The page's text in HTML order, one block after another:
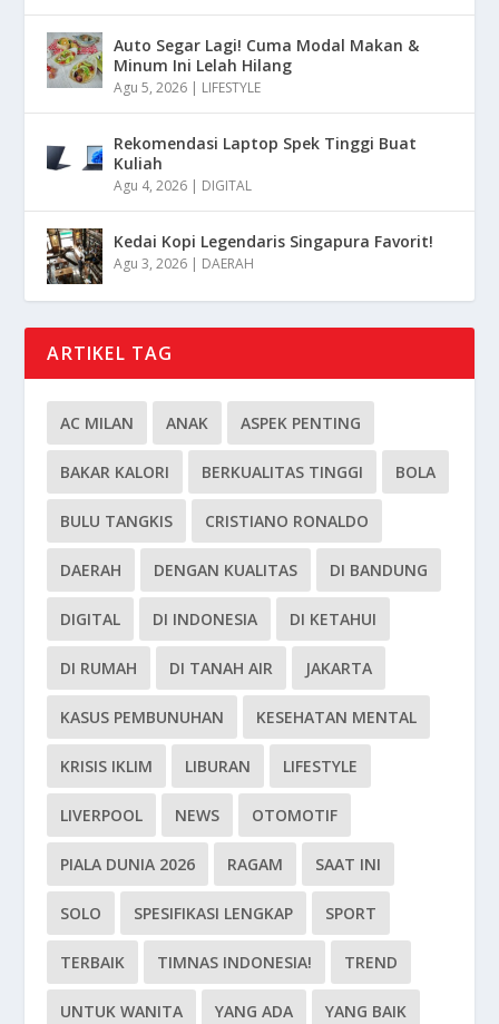
Auto Segar Lagi! Cuma Modal Makan &
Minum Ini Lelah Hilang
Agu 5, 2026 | LIFESTYLE
Rekomendasi Laptop Spek Tinggi Buat
Kuliah
Agu 4, 2026 | DIGITAL
Kedai Kopi Legendaris Singapura Favorit!
Agu 3, 2026 | DAERAH
ARTIKEL TAG
AC MILAN ANAK ASPEK PENTING
BAKAR KALORI BERKUALITAS TINGGI BOLA
BULU TANGKIS CRISTIANO RONALDO
DAERAH DENGAN KUALITAS DI BANDUNG
DIGITAL DI INDONESIA DI KETAHUI
DI RUMAH DI TANAH AIR JAKARTA
KASUS PEMBUNUHAN KESEHATAN MENTAL
KRISIS IKLIM LIBURAN LIFESTYLE
LIVERPOOL NEWS OTOMOTIF
PIALA DUNIA 2026 RAGAM SAAT INI
SOLO SPESIFIKASI LENGKAP SPORT
TERBAIK TIMNAS INDONESIA! TREND
UNTUK WANITA YANG ADA YANG BAIK